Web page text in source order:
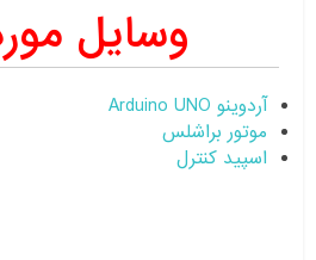
وسایل
آردوینو Arduino UNO
موتور براشلس
اسپید کنترل